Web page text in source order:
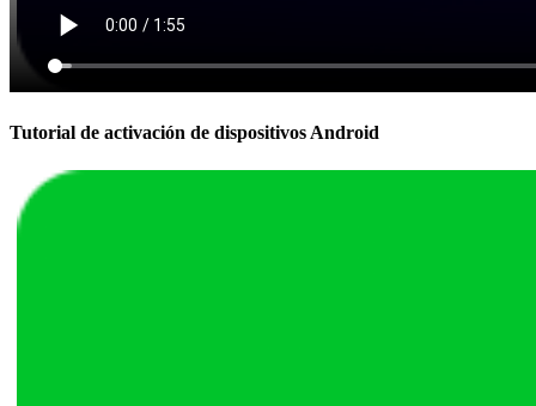
Tutorial de activación de dispositivos Android